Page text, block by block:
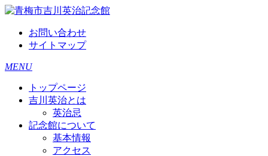
お問い合わせ
サイトマップ
MENU
トップページ
吉川英治とは
英治忌
記念館について
基本情報
アクセス